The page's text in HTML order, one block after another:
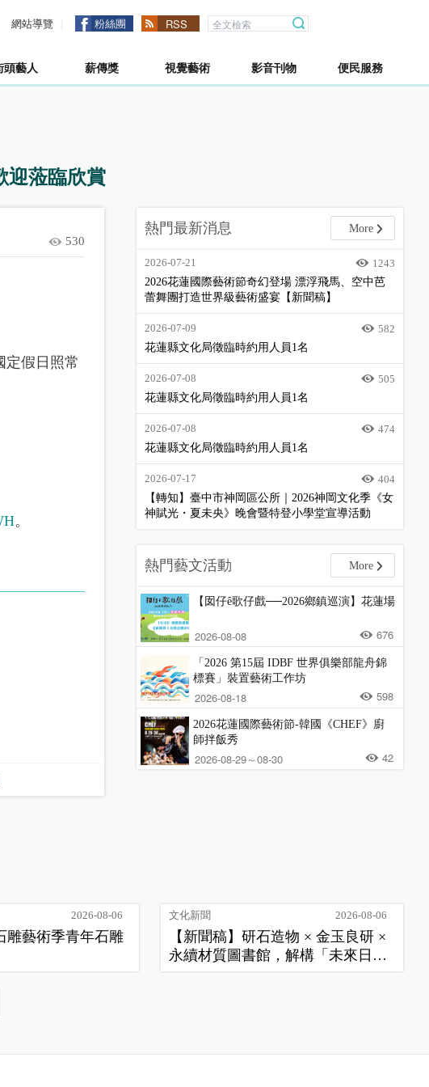
網站導覽 粉絲團 RSS
頭藝人 薪傳獎 視覺藝術 影音刊物 便民服務
迎蒞臨欣賞
530
定假日照常
。
熱門最新消息 More
2026-07-21
1243
2026花蓮國際藝術節奇幻登場 漂浮飛馬、空中芭
蕾舞團打造世界級藝術盛宴【新聞稿】
2026-07-09
582
花蓮縣文化局徵臨時約用人員1名
2026-07-08
505
花蓮縣文化局徵臨時約用人員1名
2026-07-08
474
花蓮縣文化局徵臨時約用人員1名
2026-07-17
404
【轉知】臺中市神岡區公所｜2026神岡文化季《女
神賦光・夏未央》晚會暨特登小學堂宣導活動
熱門藝文活動 More
【囡仔ê歌仔戲──2026鄉鎮巡演】花蓮場
2026-08-08 676
「2026 第15屆 IDBF 世界俱樂部龍舟錦
標賽」裝置藝術工作坊
2026-08-18 598
2026花蓮國際藝術節-韓國《CHEF》廚
師拌飯秀
2026-08-29～08-30 42
2026-08-06
雕藝術季青年石雕
文化新聞 2026-08-06
【新聞稿】研石造物 × 金玉良研 ×
永續材質圖書館，解構「未來日
常」新樣貌